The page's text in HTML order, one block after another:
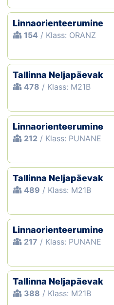
Linnaorienteerumine
154 / Klass: ORANZ
Tallinna Neljapäevak
478 / Klass: M21B
Linnaorienteerumine
212 / Klass: PUNANE
Tallinna Neljapäevak
489 / Klass: M21B
Linnaorienteerumine
217 / Klass: PUNANE
Tallinna Neljapäevak
388 / Klass: M21B